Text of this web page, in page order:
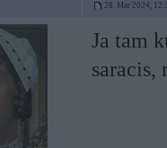
28. Mar 2024,
Ja tam